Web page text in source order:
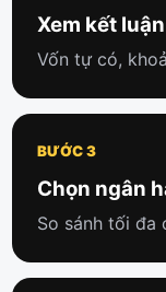
Xem kết luận
Vốn tự có,
BƯỚC 3
Chọn ngân
So sánh tối đa